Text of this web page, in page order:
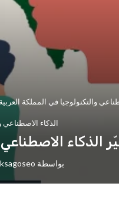
والتكنولوجيا في المملكة
الذكاء الاصطناعي
الذكاء
بواسطة